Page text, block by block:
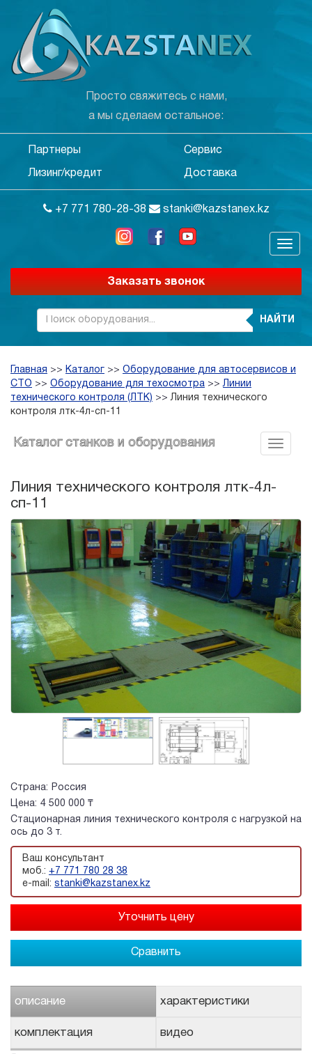
Просто свяжитесь с нами,
а мы сделаем остальное:
Партнеры Сервис
Лизинг/кредит Доставка
+7 771 780-28-38 stanki@kazstanex.kz
Заказать звонок
НАЙТИ
Главная >> Каталог >> Оборудование для автосервисов и
СТО >> Оборудование для техосмотра >>Линии
технического контроля (ЛТК) >>Линия технического
контроля лтк-4л-сп-11
Каталог станков и оборудования
Линия технического контроля лтк-4л-
сп-11
Страна:
Россия
Цена: 4 500 000 ₸
Стационарная линия технического контроля с нагрузкой на
ось до 3 т.
Ваш консультант
моб.: +7 771 780 28 38
e-mail: stanki@kazstanex.kz
Сравнить
описание характеристики
комплектация видео